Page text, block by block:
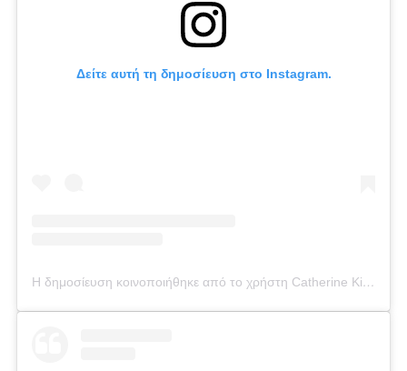
Δείτε αυτή τη δημοσίευση στο Instagram.
Η δημοσίευση κοινοποιήθηκε από το χρήστη Catherine Kikilia (@catherine_kikilia)